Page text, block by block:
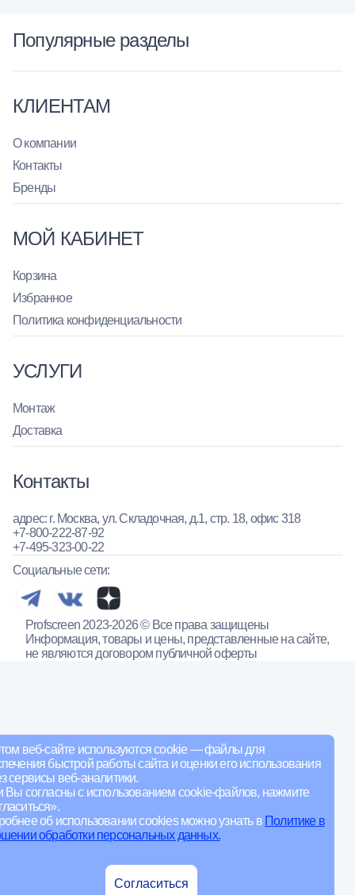
веб-сайте используются cookie — файлы для
быстрой работы сайта и оценки его использования
сервисы веб-аналитики.
Вы согласны с использованием cookie-файлов, нажмите
об использовании cookies можно узнать в Политике в
обработки персональных данных.
Согласиться
Популярные разделы
КЛИЕНТАМ
О компании
Контакты
Бренды
МОЙ КАБИНЕТ
Корзина
Избранное
Политика конфиденциальности
УСЛУГИ
Монтаж
Доставка
Контакты
адрес: г. Москва, ул. Складочная, д.1, стр. 18, офис 318
+7-800-222-87-92
+7-495-323-00-22
Социальные сети:
Profscreen 2023-2026 © Все права защищены
Информация, товары и цены, представленные на сайте,
не являются договором публичной оферты